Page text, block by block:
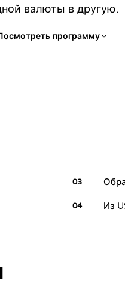
валюты в другую.
программу
03
04 Из